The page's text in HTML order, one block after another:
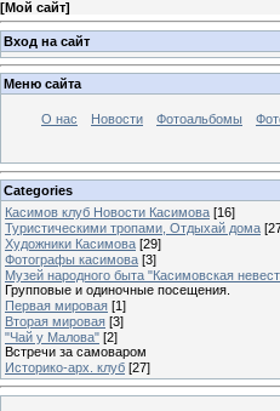
[Мой сайт]
Вход на сайт
Меню сайта
О нас Новости Фотоальбомы
Categories
Касимов клуб Новости Касимова [16]
Туристическими тропами, Отдыхай дома
Художники Касимова [29]
Фотографы касимова [3]
Музей народного быта "Касимовская
Групповые и одиночные посещения.
Первая мировая [1]
Вторая мировая [3]
"Чай у Малова" [2]
Встречи за самоваром
Историко-арх. клуб [27]